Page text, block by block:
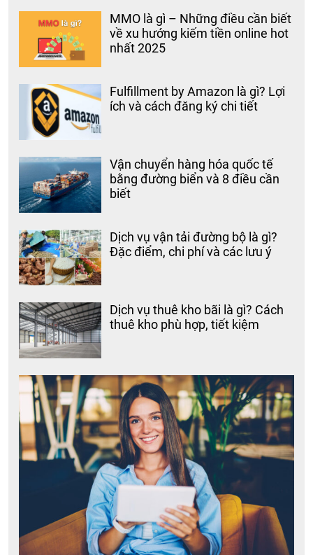
MMO là gì – Những điều cần biết
về xu hướng kiếm tiền online hot
nhất 2025
Fulfillment by Amazon là gì? Lợi
ích và cách đăng ký chi tiết
Vận chuyển hàng hóa quốc tế
bằng đường biển và 8 điều cần
biết
Dịch vụ vận tải đường bộ là gì?
Đặc điểm, chi phí và các lưu ý
Dịch vụ thuê kho bãi là gì? Cách
thuê kho phù hợp, tiết kiệm